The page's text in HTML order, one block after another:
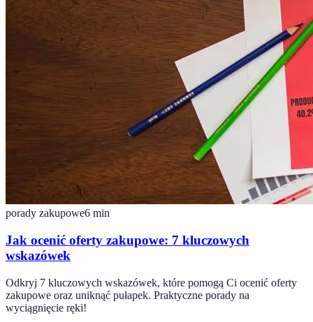
porady zakupowe6 min
Jak ocenić oferty zakupowe: 7 kluczowych
wskazówek
Odkryj 7 kluczowych wskazówek, które pomogą Ci ocenić oferty
zakupowe oraz uniknąć pułapek. Praktyczne porady na
wyciągnięcie ręki!